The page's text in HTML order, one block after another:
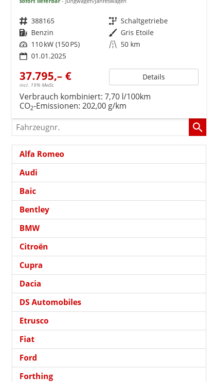
Fahrzeugnr. 388165 Getriebe Schaltgetriebe
Kraftstoff Benzin Außenfarbe Gris Etoile
Leistung 110 kW (150 PS) Kilometerstand 50 km
01.01.2025
37.795,– €
incl. 19% MwSt.
Details
Verbrauch kombiniert: 7,70 l/100km
CO2-Emissionen: 202,00 g/km
Fahrzeugnr.
Alfa Romeo
Audi
Baic
Bentley
BMW
Citroën
Cupra
Dacia
DS Automobiles
Etrusco
Fiat
Ford
Forthing